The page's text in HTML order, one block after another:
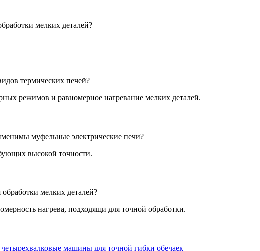
мелких деталей?
термических печей?
режимов и равномерное нагревание мелких деталей.
муфельные электрические печи?
высокой точности.
мелких деталей?
нагрева, подходящи для точной обработки.
машины для точной гибки обечаек